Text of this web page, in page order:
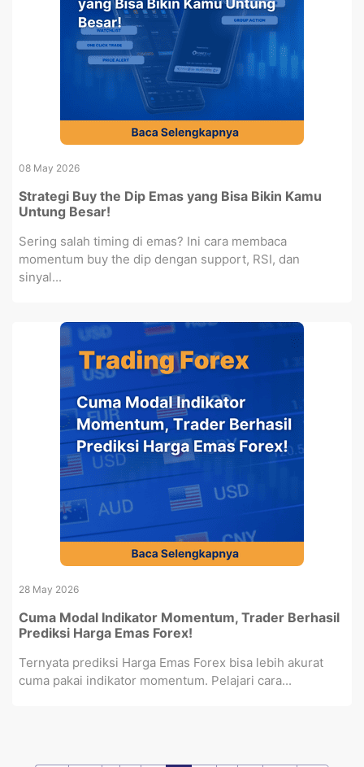
08 May 2026
Strategi Buy the Dip Emas yang Bisa Bikin Kamu
Untung Besar!
Sering salah timing di emas? Ini cara membaca
momentum buy the dip dengan support, RSI, dan
sinyal...
28 May 2026
Cuma Modal Indikator Momentum, Trader Berhasil
Prediksi Harga Emas Forex!
Ternyata prediksi Harga Emas Forex bisa lebih akurat
cuma pakai indikator momentum. Pelajari cara...